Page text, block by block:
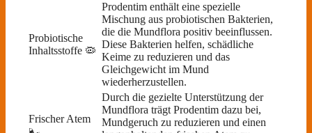
Probiotische
Inhaltsstoffe 🦠
Prodentim enthält eine spezielle
Mischung aus probiotischen Bakterien,
die die Mundflora positiv beeinflussen.
Diese Bakterien helfen, schädliche
Keime zu reduzieren und das
Gleichgewicht im Mund
wiederherzustellen.
Frischer Atem
Durch die gezielte Unterstützung der
Mundflora trägt Prodentim dazu bei,
Mundgeruch zu reduzieren und einen